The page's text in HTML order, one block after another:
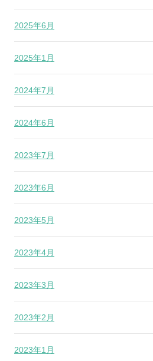
2025年6月
2025年1月
2024年7月
2024年6月
2023年7月
2023年6月
2023年5月
2023年4月
2023年3月
2023年2月
2023年1月